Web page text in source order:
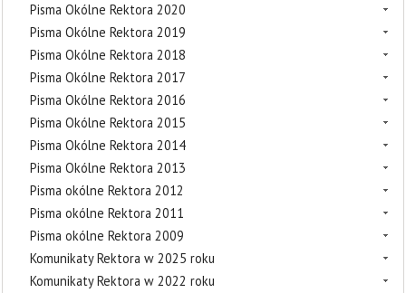
Pisma Okólne Rektora 2020
Pisma Okólne Rektora 2019
Pisma Okólne Rektora 2018
Pisma Okólne Rektora 2017
Pisma Okólne Rektora 2016
Pisma Okólne Rektora 2015
Pisma Okólne Rektora 2014
Pisma Okólne Rektora 2013
Pisma okólne Rektora 2012
Pisma okólne Rektora 2011
Pisma okólne Rektora 2009
Komunikaty Rektora w 2025 roku
Komunikaty Rektora w 2022 roku